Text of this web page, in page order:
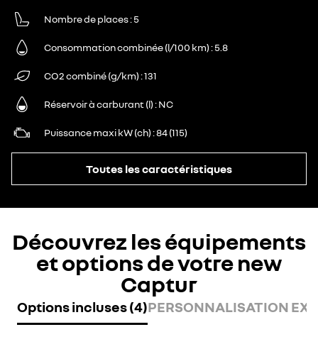
Nombre de places 5
Consommation combinée (l/100 km) 5.8
CO2 combiné (g/km) 131
Réservoir à carburant (l) NC
Puissance maxi kW (ch) 84 (115)
Toutes les caractéristiques
Découvrez les équipements
et options de votre new
Captur
Options incluses (4)PERSONNALISATION